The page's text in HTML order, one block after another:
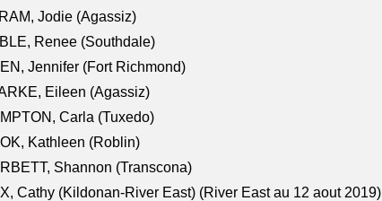
Jodie (Agassiz)
Renee (Southdale)
Jennifer (Fort Richmond)
Eileen (Agassiz)
Carla (Tuxedo)
Kathleen (Roblin)
Shannon (Transcona)
Cathy (Kildonan-River East) (River East au 12 aout 2019)